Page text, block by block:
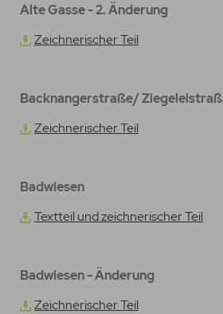
Alte Gasse - 2. Änderung
Zeichnerischer Teil
Backnangerstraße/
Zeichnerischer Teil
Badwiesen
Textteil und zeichnerischer Teil
Badwiesen - Änderung
Zeichnerischer Teil